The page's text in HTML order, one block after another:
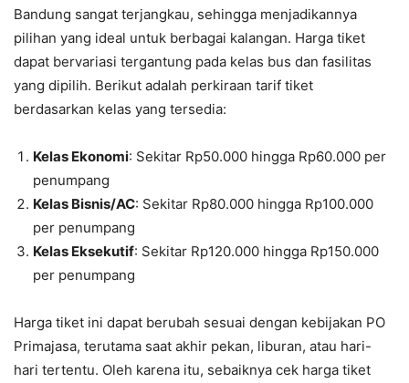
Bandung sangat terjangkau, sehingga menjadikannya
pilihan yang ideal untuk berbagai kalangan. Harga tiket
dapat bervariasi tergantung pada kelas bus dan fasilitas
yang dipilih. Berikut adalah perkiraan tarif tiket
berdasarkan kelas yang tersedia:
Kelas Ekonomi: Sekitar Rp50.000 hingga Rp60.000 per
penumpang
Kelas Bisnis/AC: Sekitar Rp80.000 hingga Rp100.000
per penumpang
Kelas Eksekutif: Sekitar Rp120.000 hingga Rp150.000
per penumpang
Harga tiket ini dapat berubah sesuai dengan kebijakan PO
Primajasa, terutama saat akhir pekan, liburan, atau hari-
hari tertentu. Oleh karena itu, sebaiknya cek harga tiket